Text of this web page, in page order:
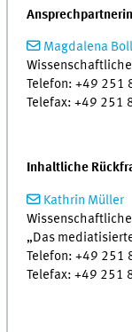
Magdalena
Telefon: +49 251
Telefax: +49 251
Inhaltliche
Kathrin Müller
„Das
Telefon: +49 251
Telefax: +49 251